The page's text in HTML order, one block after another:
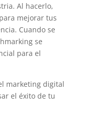
Al hacerlo,
mejorar tus
Cuando se
se
para el
marketing digital
el éxito de tu